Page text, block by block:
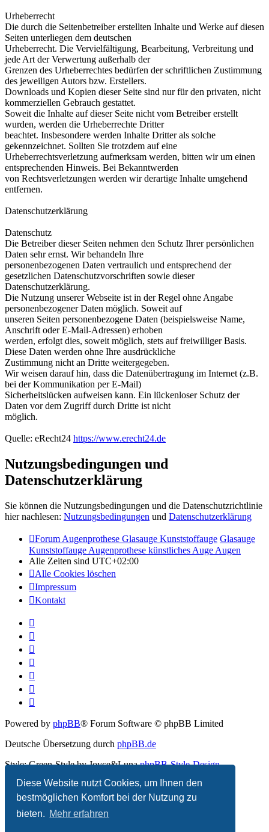
Diese Website nutzt Cookies, um Ihnen den
bestmöglichen Komfort bei der Nutzung zu
bieten. Mehr erfahren
Urheberrecht
Die durch die Seitenbetreiber erstellten Inhalte und Werke auf diesen
Seiten unterliegen dem deutschen
Urheberrecht. Die Vervielfältigung, Bearbeitung, Verbreitung und
jede Art der Verwertung außerhalb der
Grenzen des Urheberrechtes bedürfen der schriftlichen Zustimmung
des jeweiligen Autors bzw. Erstellers.
Downloads und Kopien dieser Seite sind nur für den privaten, nicht
kommerziellen Gebrauch gestattet.
Soweit die Inhalte auf dieser Seite nicht vom Betreiber erstellt
wurden, werden die Urheberrechte Dritter
beachtet. Insbesondere werden Inhalte Dritter als solche
gekennzeichnet. Sollten Sie trotzdem auf eine
Urheberrechtsverletzung aufmerksam werden, bitten wir um einen
entsprechenden Hinweis. Bei Bekanntwerden
von Rechtsverletzungen werden wir derartige Inhalte umgehend
entfernen.
Datenschutzerklärung
Datenschutz
Die Betreiber dieser Seiten nehmen den Schutz Ihrer persönlichen
Daten sehr ernst. Wir behandeln Ihre
personenbezogenen Daten vertraulich und entsprechend der
gesetzlichen Datenschutzvorschriften sowie dieser
Datenschutzerklärung.
Die Nutzung unserer Webseite ist in der Regel ohne Angabe
personenbezogener Daten möglich. Soweit auf
unseren Seiten personenbezogene Daten (beispielsweise Name,
Anschrift oder E-Mail-Adressen) erhoben
werden, erfolgt dies, soweit möglich, stets auf freiwilliger Basis.
Diese Daten werden ohne Ihre ausdrückliche
Zustimmung nicht an Dritte weitergegeben.
Wir weisen darauf hin, dass die Datenübertragung im Internet (z.B.
bei der Kommunikation per E-Mail)
Sicherheitslücken aufweisen kann. Ein lückenloser Schutz der
Daten vor dem Zugriff durch Dritte ist nicht
möglich.
Quelle: eRecht24 https://www.erecht24.de
Nutzungsbedingungen und
Datenschutzerklärung
Sie können die Nutzungsbedingungen und die Datenschutzrichtlinie
hier nachlesen: Nutzungsbedingungen und Datenschutzerklärung
Forum Augenprothese Glasauge Kunststoffauge Glasauge
Kunststoffauge Augenprothese künstliches Auge Augen
Alle Zeiten sind UTC+02:00
Alle Cookies löschen
Impressum
Kontakt
Powered by phpBB® Forum Software © phpBB Limited
Deutsche Übersetzung durch phpBB.de
Style: Green-Style by Joyce&LunaphpBB-Style-Design
Datenschutz |Nutzungsbedingungen